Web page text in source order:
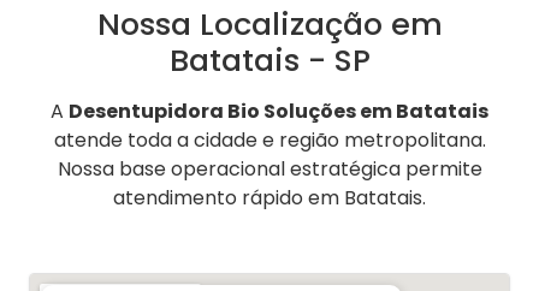
Nossa Localização em
Batatais - SP
A Desentupidora Bio Soluções em Batatais
atende toda a cidade e região metropolitana.
Nossa base operacional estratégica permite
atendimento rápido em Batatais.